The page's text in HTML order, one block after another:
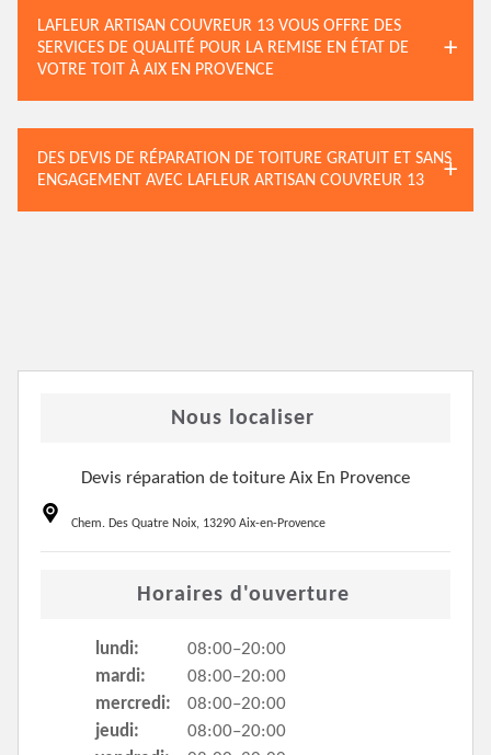
LAFLEUR ARTISAN COUVREUR 13 VOUS OFFRE DES
SERVICES DE QUALITÉ POUR LA REMISE EN ÉTAT DE
VOTRE TOIT À AIX EN PROVENCE
DES DEVIS DE RÉPARATION DE TOITURE GRATUIT ET SANS
ENGAGEMENT AVEC LAFLEUR ARTISAN COUVREUR 13
Nous localiser
Devis réparation de toiture Aix En Provence
Chem. Des Quatre Noix, 13290 Aix-en-Provence
Horaires d'ouverture
lundi:
08:00–20:00
mardi:
08:00–20:00
mercredi:
08:00–20:00
jeudi:
08:00–20:00